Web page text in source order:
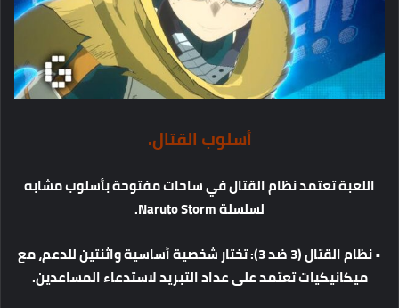
أسلوب القتال.
اللعبةتعتمدنظامالقتالفيساحاتمفتوحةبأسلوبمشابه
لسلسلة
•نظامالقتال(3 ضد تختارشخصيةأساسيةواثنتينللدعم،مع
ميكانيكياتتعتمدعلىعدادالتبريدلاستدعاءالمساعدين.